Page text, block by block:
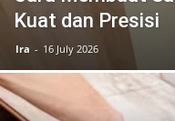
Kuat dan Presisi
Ira - 16 July 2026